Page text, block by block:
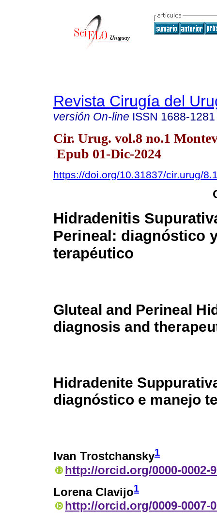
Revista Cirugía del
versión On-line ISSN 1688-1281
Cir. Urug. vol.8 no.1
Epub 01-Dic-2024
https://doi.org/10.31837/cir.urug/
Hidradenitis
Perineal: diagnóstico
terapéutico
Gluteal and Perineal
diagnosis and
Hidradenite
diagnóstico e manejo
Ivan Trostchansky1
http://orcid.org/0000-0002-
Lorena Clavijo1
http://orcid.org/0009-0007-